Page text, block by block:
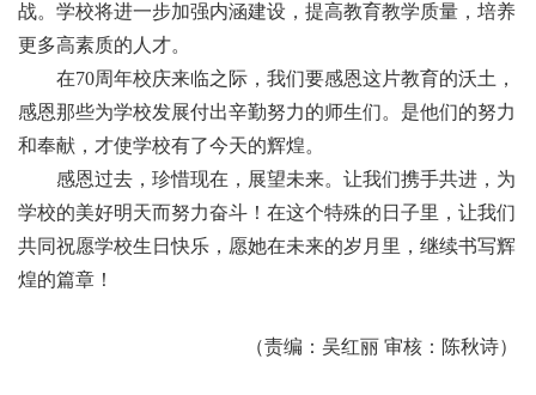
战。学校将进一步加强内涵建设，提高教育教学质量，培养
更多高素质的人才。
在70周年校庆来临之际，我们要感恩这片教育的沃土，
感恩那些为学校发展付出辛勤努力的师生们。是他们的努力
和奉献，才使学校有了今天的辉煌。
感恩过去，珍惜现在，展望未来。让我们携手共进，为
学校的美好明天而努力奋斗！在这个特殊的日子里，让我们
共同祝愿学校生日快乐，愿她在未来的岁月里，继续书写辉
煌的篇章！
（责编：吴红丽 审核：陈秋诗）